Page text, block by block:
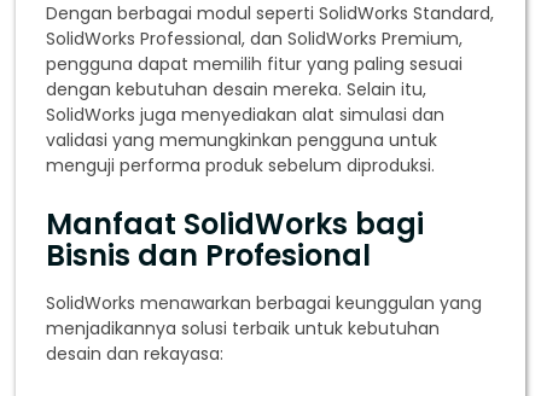
Dengan berbagai modul seperti SolidWorks Standard,
SolidWorks Professional, dan SolidWorks Premium,
pengguna dapat memilih fitur yang paling sesuai
dengan kebutuhan desain mereka. Selain itu,
SolidWorks juga menyediakan alat simulasi dan
validasi yang memungkinkan pengguna untuk
menguji performa produk sebelum diproduksi.
Manfaat SolidWorks bagi
Bisnis dan Profesional
SolidWorks menawarkan berbagai keunggulan yang
menjadikannya solusi terbaik untuk kebutuhan
desain dan rekayasa: